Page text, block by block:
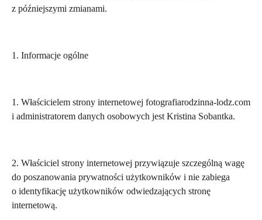
z późniejszymi zmianami.
1. Informacje ogólne
1. Właścicielem strony internetowej fotografiarodzinna-lodz.com
i administratorem danych osobowych jest Kristina Sobantka.
2. Właściciel strony internetowej przywiązuje szczególną wagę
do poszanowania prywatności użytkowników i nie zabiega
o identyfikację użytkowników odwiedzających stronę
internetową.